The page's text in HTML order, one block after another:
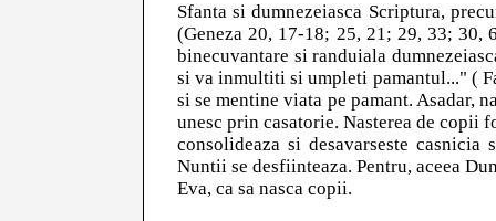
Sfanta si dumnezeiasca Scriptura,
(Geneza 20, 17-18; 25, 21; 29, 33; 30,
binecuvantare si randuiala
si va inmultiti si umpleti pamantul..." (
si se mentine viata pe pamant. Asadar,
unesc prin casatorie. Nasterea de copii
consolideaza si desavarseste
Nuntii se desfiinteaza. Pentru, aceea
Eva, ca sa nasca copii.